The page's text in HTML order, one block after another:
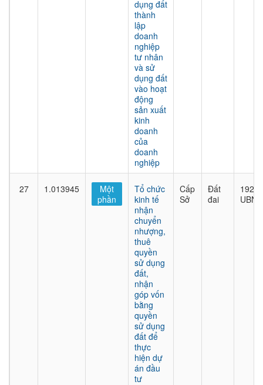
dụng đất
thành
lập
doanh
nghiệp
tư nhân
và sử
dụng đất
vào hoạt
động
sản xuất
kinh
doanh
của
doanh
nghiệp
27 1.013945
Một
phần
Tổ chức
kinh tế
nhận
chuyển
nhượng,
thuê
quyền
sử dụng
đất,
nhận
góp vốn
bằng
quyền
sử dụng
đất để
thực
hiện dự
án đầu
tư
Cấp
Sở
Đất
đai
UBND